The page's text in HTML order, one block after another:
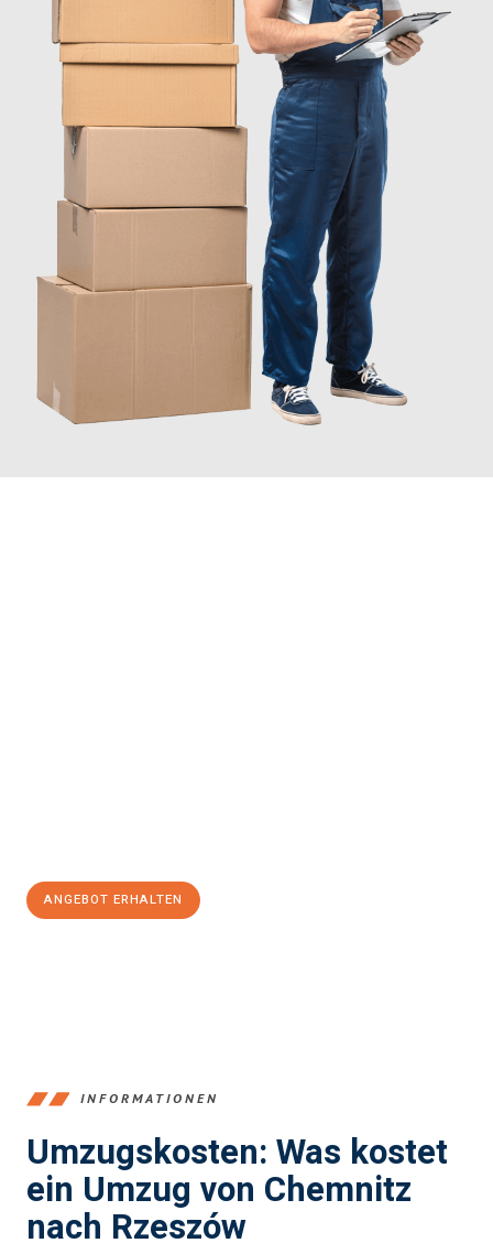
ANGEBOT ERHALTEN
INFORMATIONEN
Umzugskosten: Was kostet
ein Umzug von Chemnitz
nach Rzeszów